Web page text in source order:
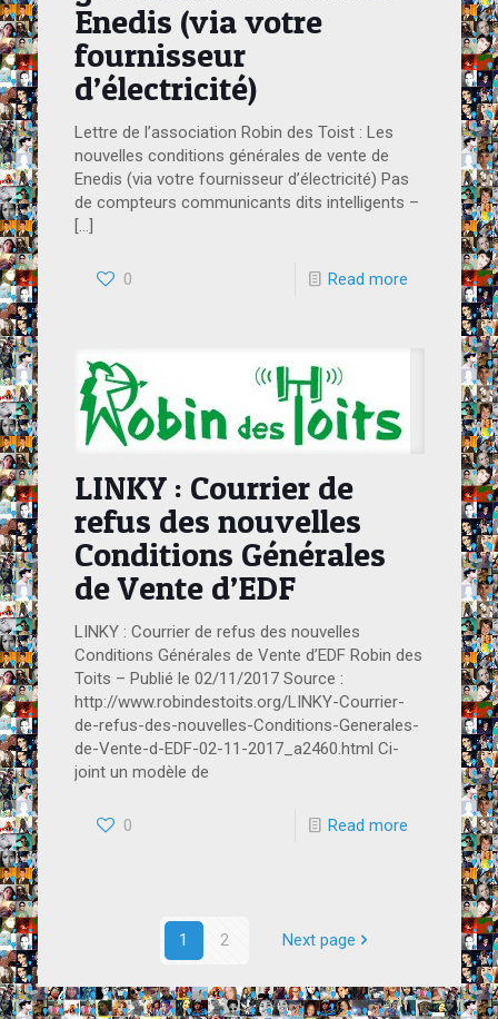
Enedis (via votre
fournisseur
d’électricité)
Lettre de l’association Robin des Toist : Les
nouvelles conditions générales de vente de
Enedis (via votre fournisseur d’électricité) Pas
de compteurs communicants dits intelligents –
[…]
0 Read more
LINKY : Courrier de
refus des nouvelles
Conditions Générales
de Vente d’EDF
LINKY : Courrier de refus des nouvelles
Conditions Générales de Vente d’EDF Robin des
Toits – Publié le 02/11/2017 Source :
http://www.robindestoits.org/LINKY-Courrier-
de-refus-des-nouvelles-Conditions-Generales-
de-Vente-d-EDF-02-11-2017_a2460.html Ci-
joint un modèle de
0 Read more
1 2 Next page